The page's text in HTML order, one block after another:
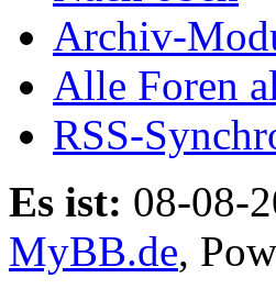
Archiv-
Alle Foren
RSS-
Es ist: 08-08-
MyBB.de,